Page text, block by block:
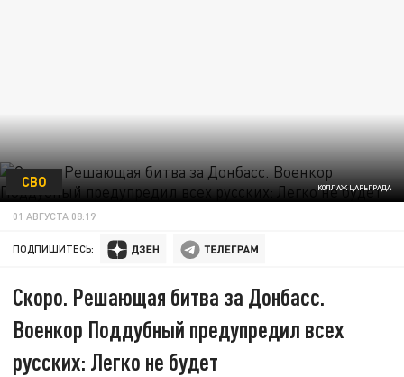
КОЛЛАЖ ЦАРЬГРАДА
СВО
01 АВГУСТА 08:19
ПОДПИШИТЕСЬ:
Скоро. Решающая битва за Донбасс.
Военкор Поддубный предупредил всех
русских: Легко не будет